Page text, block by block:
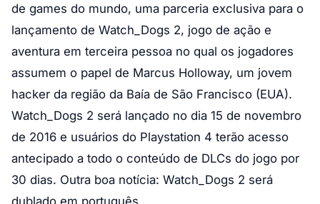
de games do mundo, uma parceria exclusiva para o
lançamento de Watch_Dogs 2, jogo de ação e
aventura em terceira pessoa no qual os jogadores
assumem o papel de Marcus Holloway, um jovem
hacker da região da Baía de São Francisco (EUA).
Watch_Dogs 2 será lançado no dia 15 de novembro
de 2016 e usuários do Playstation 4 terão acesso
antecipado a todo o conteúdo de DLCs do jogo por
30 dias. Outra boa notícia: Watch_Dogs 2 será
dublado em português.